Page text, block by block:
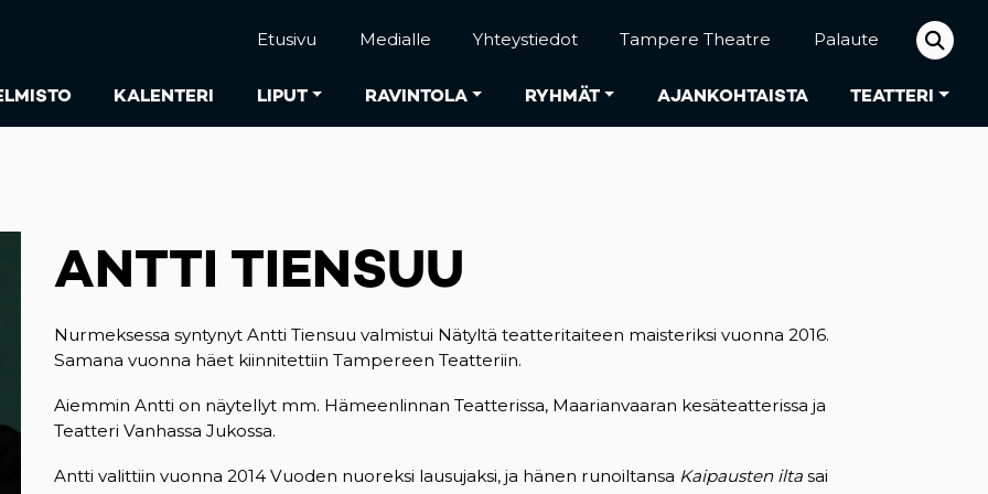
KALENTERI LIPUT RAVINTOLA RYHMÄT AJANKOHTAISTA TEATTERI
Etusivu Medialle Yhteystiedot Tampere Theatre Palaute
ANTTI TIENSUU
Nurmeksessa syntynyt Antti Tiensuu valmistui Nätyltä teatteritaiteen maisteriksi vuonna 2016.
Samana vuonna häet kiinnitettiin Tampereen Teatteriin.
Aiemmin Antti on näytellyt mm. Hämeenlinnan Teatterissa, Maarianvaaran kesäteatterissa ja
Teatteri Vanhassa Jukossa.
Antti valittiin vuonna 2014 Vuoden nuoreksi lausujaksi, ja hänen runoiltansa Kaipausten ilta sai